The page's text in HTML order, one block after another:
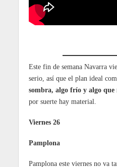
Este fin de semana Navarra
serio, así que el plan ideal
sombra, algo frío y algo que
por suerte hay material.
Viernes 26
Pamplona
Pamplona este viernes no va